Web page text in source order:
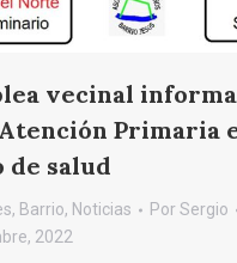
vecinal
Primaria
de salud
, Barrio, Noticias PorSergio
2022